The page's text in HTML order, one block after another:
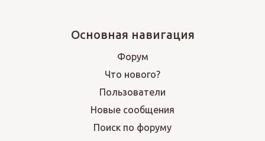
Основная навигация
Форум
Что нового?
Пользователи
Новые сообщения
Поиск по форуму